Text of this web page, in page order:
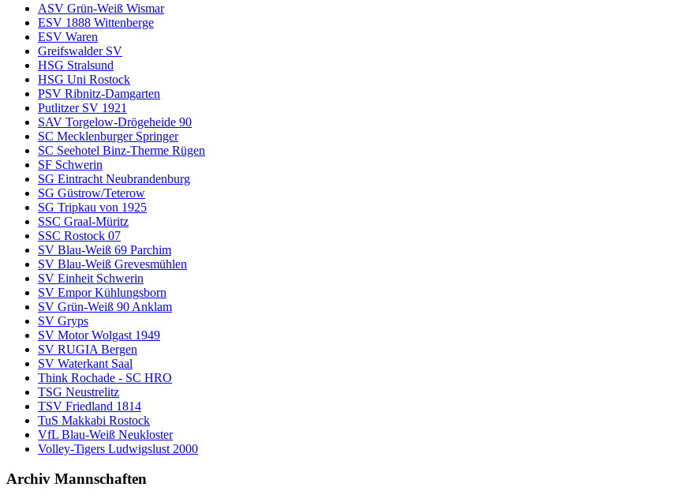
ASV Grün-Weiß Wismar
ESV 1888 Wittenberge
ESV Waren
Greifswalder SV
HSG Stralsund
HSG Uni Rostock
PSV Ribnitz-Damgarten
Putlitzer SV 1921
SAV Torgelow-Drögeheide 90
SC Mecklenburger Springer
SC Seehotel Binz-Therme Rügen
SF Schwerin
SG Eintracht Neubrandenburg
SG Güstrow/Teterow
SG Tripkau von 1925
SSC Graal-Müritz
SSC Rostock 07
SV Blau-Weiß 69 Parchim
SV Blau-Weiß Grevesmühlen
SV Einheit Schwerin
SV Empor Kühlungsborn
SV Grün-Weiß 90 Anklam
SV Gryps
SV Motor Wolgast 1949
SV RUGIA Bergen
SV Waterkant Saal
Think Rochade - SC HRO
TSG Neustrelitz
TSV Friedland 1814
TuS Makkabi Rostock
VfL Blau-Weiß Neukloster
Volley-Tigers Ludwigslust 2000
Archiv Mannschaften